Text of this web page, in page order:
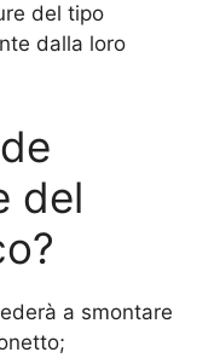
del tipo
dalla loro
del
a smontare